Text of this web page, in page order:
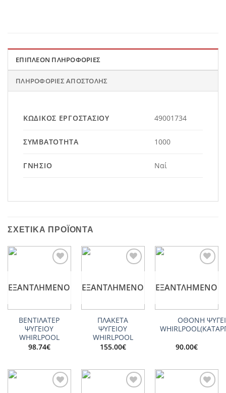
ΕΠΙΠΛΈΟΝ ΠΛΗΡΟΦΟΡΊΕΣ
ΠΛΗΡΟΦΟΡΊΕΣ ΑΠΟΣΤΟΛΉΣ
ΚΩΔΙΚΌΣ ΕΡΓΟΣΤΑΣΊΟΥ 49001734
ΣΥΜΒΑΤΌΤΗΤΑ 1000
ΓΝΉΣΙΟ Ναί
ΣΧΕΤΙΚΆ ΠΡΟΪΌΝΤΑ
ΕΞΑΝΤΛΗΜΈΝΟ
ΒΕΝΤΙΛΑΤΕΡ
ΨΥΓΕΙΟY
WHIRLPOOL
98.74€
ΕΞΑΝΤΛΗΜΈΝΟ
ΠΛΑΚΕΤΑ
ΨΥΓΕΙΟΥ
WHIRLPOOL
155.00€
ΕΞΑΝΤΛΗΜΈΝΟ
ΟΘΟΝΗ
90.00€